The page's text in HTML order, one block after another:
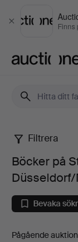
Stäng Finns
Böcker
på
Filtrera
Böcker på
Bevaka
Pågående